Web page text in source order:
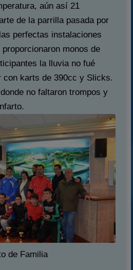
aún así 21
de la parrilla pasada por
perfectas instalaciones
monos de
la lluvia no fué
con karts de 390cc y Slicks.
no faltaron trompos y
de Familia